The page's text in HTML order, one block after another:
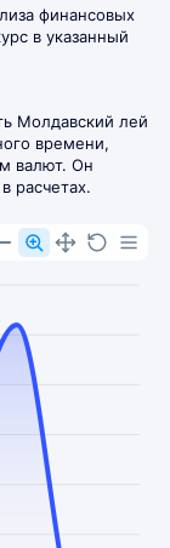
финансовых
в указанный
Молдавский лей
времени,
валют. Он
расчетах.